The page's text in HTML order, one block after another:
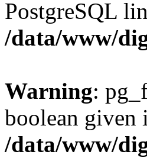
PostgreSQL
/data/www/
Warning:
boolean given
/data/www/